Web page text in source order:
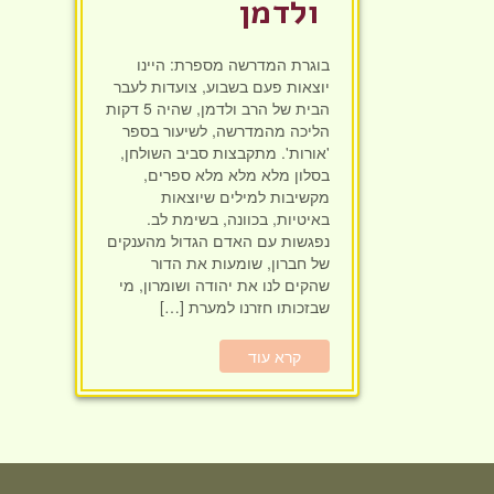
ולדמן
בוגרת המדרשה מספרת: היינו
יוצאות פעם בשבוע, צועדות לעבר
הבית של הרב ולדמן, שהיה 5 דקות
הליכה מהמדרשה, לשיעור בספר
'אורות'. מתקבצות סביב השולחן,
בסלון מלא מלא מלא ספרים,
מקשיבות למילים שיוצאות
באיטיות, בכוונה, בשימת לב.
נפגשות עם האדם הגדול מהענקים
של חברון, שומעות את הדור
שהקים לנו את יהודה ושומרון, מי
שבזכותו חזרנו למערת […]
קרא עוד
חדש! ערוץ יוטיוב וספוטיפיי
לשיעורים מבית המדרש! חפשי
"שירת חברון" והתחברי לקול
התורה היוצא מחברון